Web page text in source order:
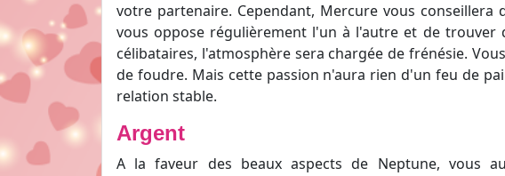
votre partenaire. Cependant, Mercure vous conseillera
vous oppose régulièrement l'un à l'autre et de trouver
célibataires, l'atmosphère sera chargée de frénésie.
de foudre. Mais cette passion n'aura rien d'un feu de
relation stable.
Argent
A la faveur des beaux aspects de Neptune, vous